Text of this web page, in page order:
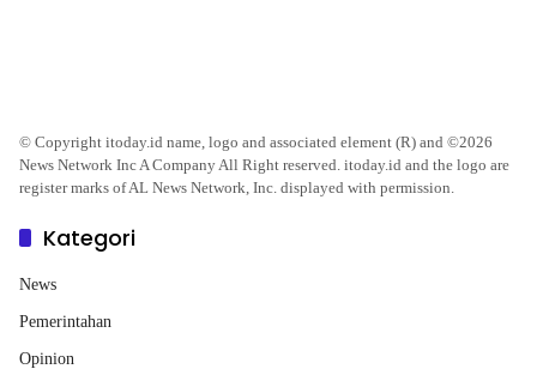
© Copyright itoday.id name, logo and associated element (R) and ©2026
News Network Inc A Company All Right reserved. itoday.id and the logo are
register marks of AL News Network, Inc. displayed with permission.
Kategori
News
Pemerintahan
Opinion